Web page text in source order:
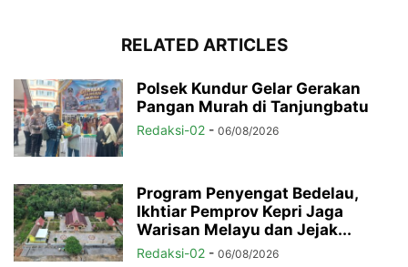
RELATED ARTICLES
Polsek Kundur Gelar Gerakan
Pangan Murah di Tanjungbatu
Redaksi-02 - 06/08/2026
Program Penyengat Bedelau,
Ikhtiar Pemprov Kepri Jaga
Warisan Melayu dan Jejak...
Redaksi-02 - 06/08/2026